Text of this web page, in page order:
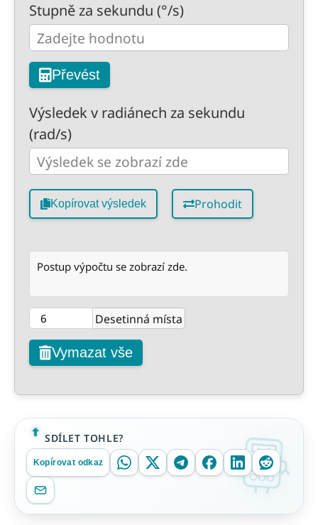
Stupně za sekundu (°/s)
Převést
Výsledek v radiánech za sekundu
(rad/s)
Kopírovat výsledek Prohodit
Postup výpočtu se zobrazí zde.
Desetinná místa
Vymazat vše
SDÍLET TOHLE?
Kopírovat odkaz